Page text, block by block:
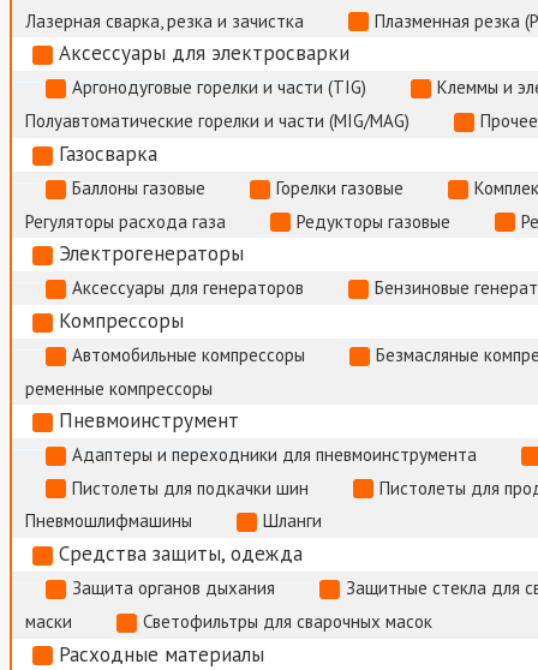
Лазерная сварка, резка и зачистка
Плазменная резка
Аксессуары для электросварки
Аргонодуговые горелки и части (TIG)
Клеммы и
Полуавтоматические горелки и части (MIG/MAG)
Газосварка
Баллоны газовые Горелки газовые
Регуляторы расхода газа
Редукторы газовые
Электрогенераторы
Аксессуары для генераторов Бензиновые
Компрессоры
Автомобильные компрессоры
Безмасляные
ременные компрессоры
Пневмоинструмент
Адаптеры и переходники для пневмоинструмента
Пистолеты для подкачки шин
Пистолеты для
Пневмошлифмашины
Шланги
Средства защиты, одежда
Защита органов дыхания
Защитные стекла для
маски
Светофильтры для сварочных масок
Расходные материалы